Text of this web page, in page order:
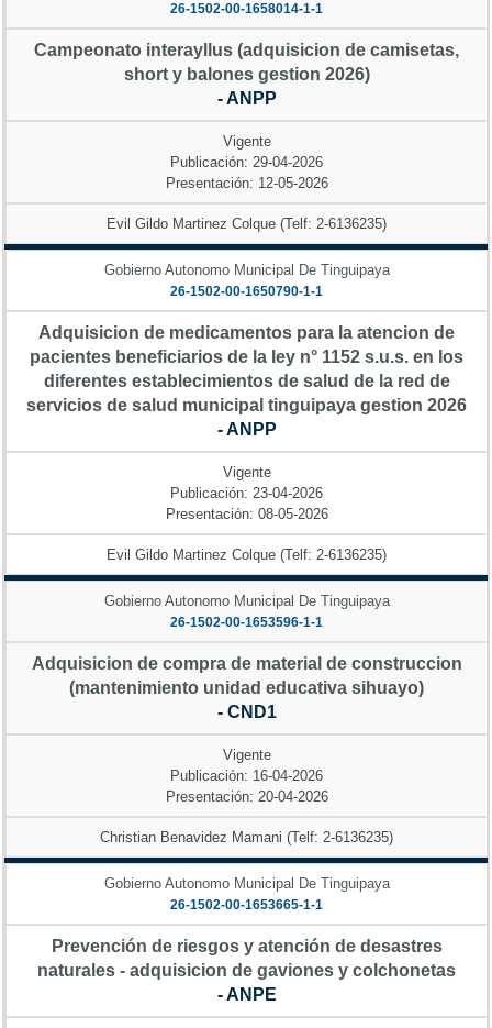
26-1502-00-1658014-1-1
Campeonato interayllus (adquisicion de camisetas,
short y balones gestion 2026)
- ANPP
Vigente
Publicación: 29-04-2026
Presentación: 12-05-2026
Evil Gildo Martinez Colque (Telf: 2-6136235)
Gobierno Autonomo Municipal De Tinguipaya
26-1502-00-1650790-1-1
Adquisicion de medicamentos para la atencion de
pacientes beneficiarios de la ley n° 1152 s.u.s. en los
diferentes establecimientos de salud de la red de
servicios de salud municipal tinguipaya gestion 2026
- ANPP
Vigente
Publicación: 23-04-2026
Presentación: 08-05-2026
Evil Gildo Martinez Colque (Telf: 2-6136235)
Gobierno Autonomo Municipal De Tinguipaya
26-1502-00-1653596-1-1
Adquisicion de compra de material de construccion
(mantenimiento unidad educativa sihuayo)
- CND1
Vigente
Publicación: 16-04-2026
Presentación: 20-04-2026
Christian Benavidez Mamani (Telf: 2-6136235)
Gobierno Autonomo Municipal De Tinguipaya
26-1502-00-1653665-1-1
Prevención de riesgos y atención de desastres
naturales - adquisicion de gaviones y colchonetas
- ANPE